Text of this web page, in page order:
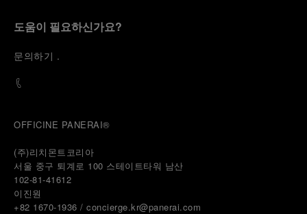
도움이 필요하신가요?
문의하기 .
OFFICINE PANERAI®
(주)리치몬트코리아
서울 중구 퇴계로 100 스테이트타워 남산
102-81-41612
이진원
+82 1670-1936 / concierge.kr@panerai.com